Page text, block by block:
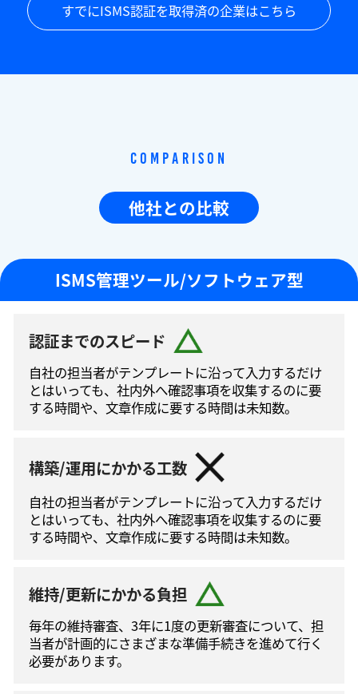
すでにISMS認証を取得済の企業はこちら
Comparison
他社との比較
ISMS管理ツール/ソフトウェア型
認証までのスピード
自社の担当者がテンプレートに沿って⼊⼒するだけ
とはいっても、社内外へ確認事項を収集するのに要
する時間や、文章作成に要する時間は未知数。
構築/運用にかかる工数
自社の担当者がテンプレートに沿って⼊⼒するだけ
とはいっても、社内外へ確認事項を収集するのに要
する時間や、文章作成に要する時間は未知数。
維持/更新にかかる負担
毎年の維持審査、3年に1度の更新審査について、担
当者が計画的にさまざまな準備手続きを進めて⾏く
必要があります。